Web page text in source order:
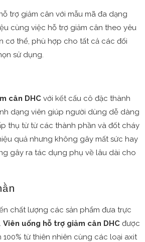
trợ giảm cân với mẫu mã đa dạng
cùng việc hỗ trợ giảm cân theo yêu
cơ thể, phù hợp cho tất cả các đối
sử dụng.
cân DHC với kết cấu cô đặc thành
dạng viên giúp người dùng dễ dàng
thụ từ từ các thành phần và đốt cháy
quả nhưng không gây mất sức hay
gây ra tác dụng phụ về lâu dài cho
chất lượng các sản phẩm đưa trực
Viên uống hỗ trợ giảm cân DHC được
từ thiên nhiên cùng các loại axit